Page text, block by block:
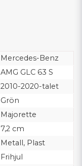
Mercedes-Benz
AMG GLC 63 S
2010-2020-talet
Grön
Majorette
7,2 cm
Metall, Plast
Frihjul